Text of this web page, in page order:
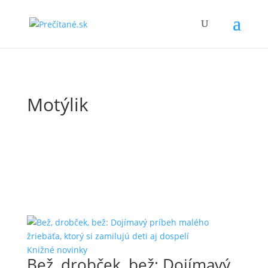
Motýlik
Knižné novinky